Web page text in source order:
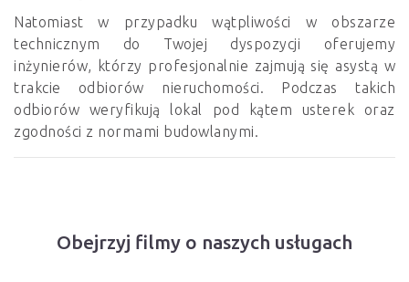
Natomiast w przypadku wątpliwości w obszarze
technicznym do Twojej dyspozycji oferujemy
inżynierów, którzy profesjonalnie zajmują się asystą w
trakcie odbiorów nieruchomości. Podczas takich
odbiorów weryfikują lokal pod kątem usterek oraz
zgodności z normami budowlanymi.
Obejrzyj filmy o naszych usługach